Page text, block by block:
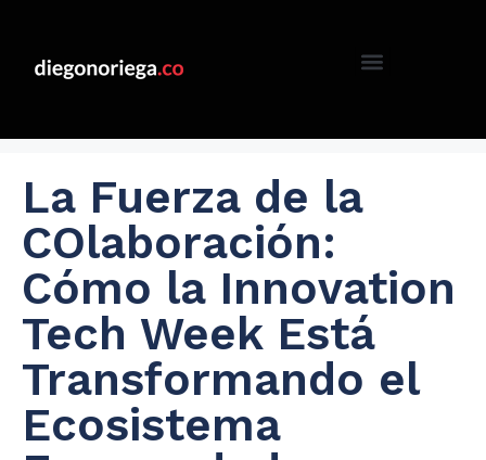
La Fuerza de la
COlaboración:
Cómo la Innovation
Tech Week Está
Transformando el
Ecosistema